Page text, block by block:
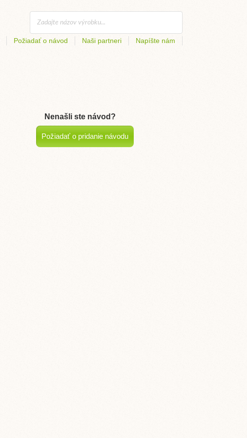
Požiadať o návod Naši partneri Napíšte nám
Nenašli ste návod?
Požiadať o pridanie návodu